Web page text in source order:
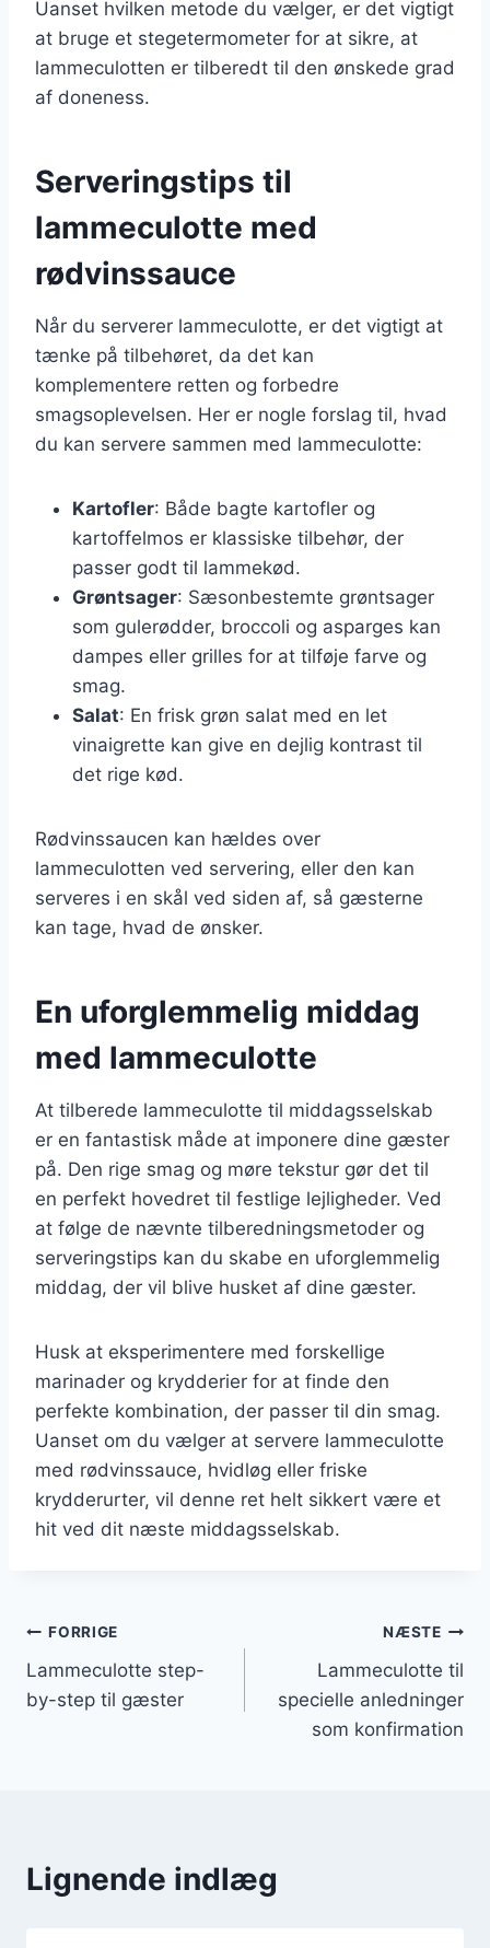
Uanset hvilken metode du vælger, er det vigtigt
at bruge et stegetermometer for at sikre, at
lammeculotten er tilberedt til den ønskede grad
af doneness.
Serveringstips til
lammeculotte med
rødvinssauce
Når du serverer lammeculotte, er det vigtigt at
tænke på tilbehøret, da det kan
komplementere retten og forbedre
smagsoplevelsen. Her er nogle forslag til, hvad
du kan servere sammen med lammeculotte:
Kartofler: Både bagte kartofler og
kartoffelmos er klassiske tilbehør, der
passer godt til lammekød.
Grøntsager: Sæsonbestemte grøntsager
som gulerødder, broccoli og asparges kan
dampes eller grilles for at tilføje farve og
smag.
Salat: En frisk grøn salat med en let
vinaigrette kan give en dejlig kontrast til
det rige kød.
Rødvinssaucen kan hældes over
lammeculotten ved servering, eller den kan
serveres i en skål ved siden af, så gæsterne
kan tage, hvad de ønsker.
En uforglemmelig middag
med lammeculotte
At tilberede lammeculotte til middagsselskab
er en fantastisk måde at imponere dine gæster
på. Den rige smag og møre tekstur gør det til
en perfekt hovedret til festlige lejligheder. Ved
at følge de nævnte tilberedningsmetoder og
serveringstips kan du skabe en uforglemmelig
middag, der vil blive husket af dine gæster.
Husk at eksperimentere med forskellige
marinader og krydderier for at finde den
perfekte kombination, der passer til din smag.
Uanset om du vælger at servere lammeculotte
med rødvinssauce, hvidløg eller friske
krydderurter, vil denne ret helt sikkert være et
hit ved dit næste middagsselskab.
Indlægsnavigation
FORRIGE
Lammeculotte step-
by-step til gæster
NÆSTE
Lammeculotte til
specielle anledninger
som konfirmation
Lignende indlæg